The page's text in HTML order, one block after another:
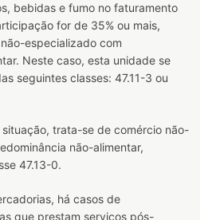
bebidas e fumo no faturamento
for de 35% ou mais,
especializado com
Neste caso, esta unidade se
seguintes classes: 47.11-3 ou
trata-se de comércio não-
não-alimentar,
47.13-0.
há casos de
que prestam serviços pós-